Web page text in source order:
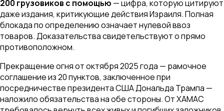
200 грузовиков с помощью — цифра, которую цитируют
даже издания, критикующие действия Израиля. Полная
блокада по определению означает нулевой ввоз
товаров. Доказательства свидетельствуют о прямо
противоположном.
Прекращение огня от октября 2025 года — рамочное
соглашение из 20 пунктов, заключенное при
посредничестве президента США Дональда Трампа —
наложило обязательства наобестороны. От ХАМАС